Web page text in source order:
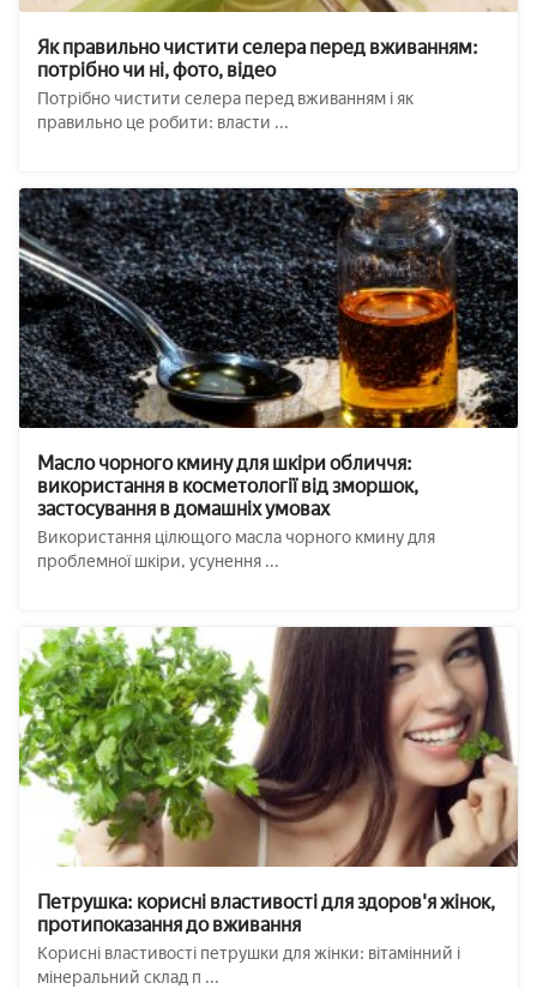
Як правильно чистити селера перед вживанням:
потрібно чи ні, фото, відео
Потрібно чистити селера перед вживанням і як
правильно це робити: власти ...
Масло чорного кмину для шкіри обличчя:
використання в косметології від зморшок,
застосування в домашніх умовах
Використання цілющого масла чорного кмину для
проблемної шкіри, усунення ...
Петрушка: корисні властивості для здоров'я жінок,
протипоказання до вживання
Корисні властивості петрушки для жінки: вітамінний і
мінеральний склад п ...